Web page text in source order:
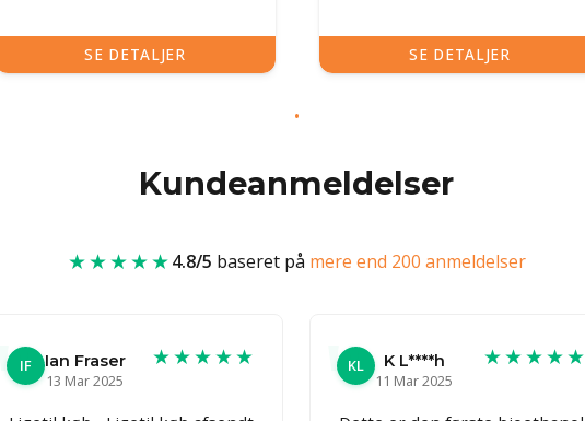
SE DETALJER SE DETALJER
Kundeanmeldelser
★★★★★4.8/5 baseret på mere end 200 anmeldelser
IF
Ian Fraser
13 Mar 2025
★★★★★ KL
K L****h
11 Mar 2025
★★★★★